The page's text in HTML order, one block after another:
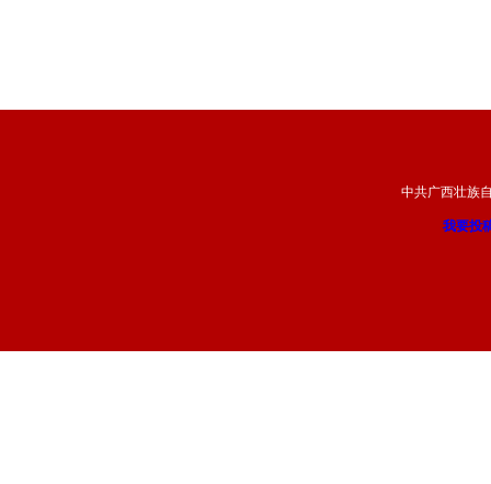
中共广西壮族
我要投